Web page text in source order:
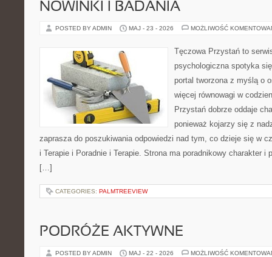
NOWINKI I BADANIA
POSTED BY ADMIN MAJ - 23 - 2026 MOŻLIWOŚĆ
Tęczowa Przystań to
psychologiczna spotyka
portal tworzona z myślą o
więcej równowagi w
Przystań dobrze oddaje
ponieważ kojarzy się z
zaprasza do poszukiwania odpowiedzi nad tym, co dzieje się w
i Terapie i Poradnie i Terapie. Strona ma poradnikowy charakter i
[…]
CATEGORIES: PALMTREEVIEW
PODRÓŻE AKTYWNE
POSTED BY ADMIN MAJ - 22 - 2026 MOŻLIWOŚĆ